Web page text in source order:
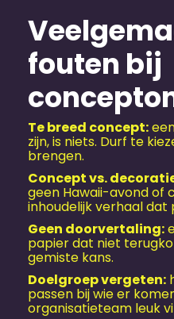
fouten bij
Te breed concept:
zijn, is niets. Durf te
brengen.
Concept vs.
geen Hawaii-avond of
inhoudelijk verhaal dat
Geen doorvertaling:
papier dat niet
gemiste kans.
Doelgroep vergeten:
passen bij wie er
organisatieteam leuk